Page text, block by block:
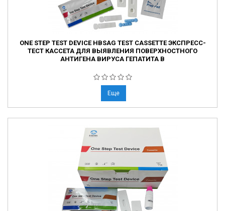
ONE STEP TEST DEVICE HBSAG TEST CASSETTE ЭКСПРЕСС-
ТЕСТ КАССЕТА ДЛЯ ВЫЯВЛЕНИЯ ПОВЕРХНОСТНОГО
АНТИГЕНА ВИРУСА ГЕПАТИТА В
Еще